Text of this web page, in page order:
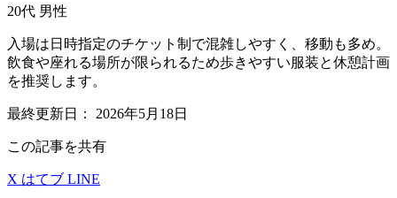
20代 男性
入場は日時指定のチケット制で混雑しやすく、移動も多め。
飲食や座れる場所が限られるため歩きやすい服装と休憩計画
を推奨します。
最終更新日： 2026年5月18日
この記事を共有
X はてブ LINE